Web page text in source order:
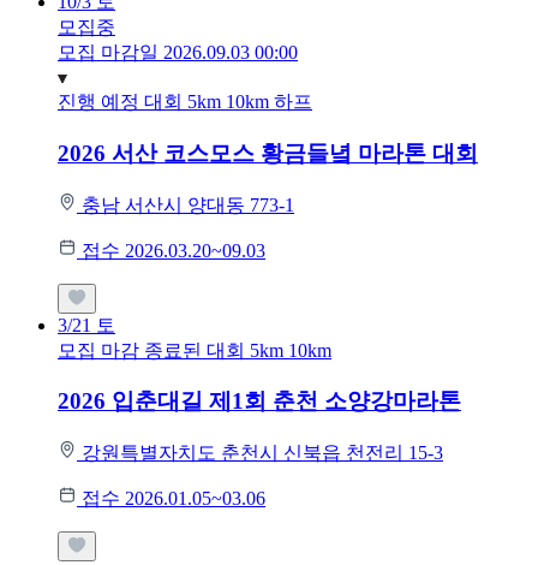
모집중
모집 마감일 2026.09.03 00:00
진행 예정 대회 5km 10km 하프
2026 서산 코스모스 황금들녘 마라톤 대회
충남 서산시 양대동 773-1
접수 2026.03.20~09.03
3/21 토
모집 마감 종료된 대회 5km 10km
2026 입춘대길 제1회 춘천 소양강마라톤
강원특별자치도 춘천시 신북읍 천전리 15-3
접수 2026.01.05~03.06